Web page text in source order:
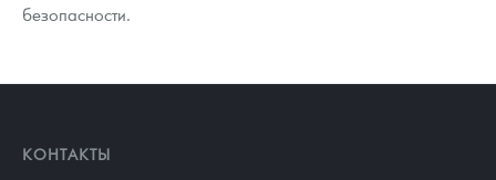
безопасности.
КОНТАКТЫ